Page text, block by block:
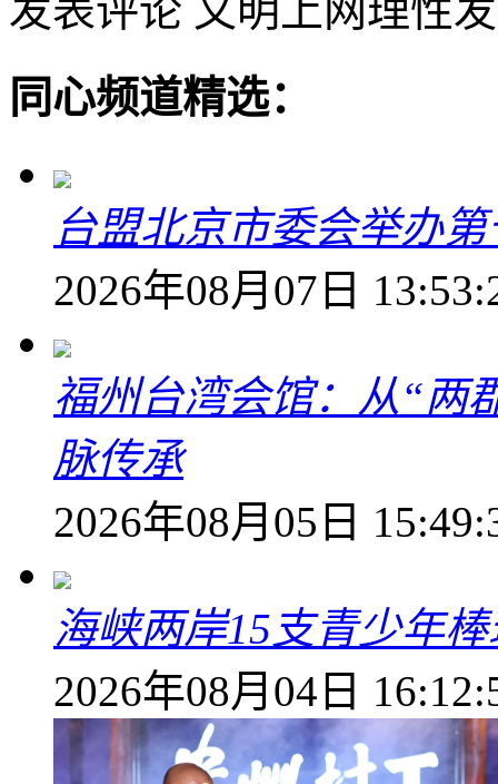
发表评论 文明上网理性
同心频道精选：
台盟北京市委会举办
2026年08月07日
福州台湾会馆：从“两
脉传承
2026年08月05日
海峡两岸15支青少年
2026年08月04日